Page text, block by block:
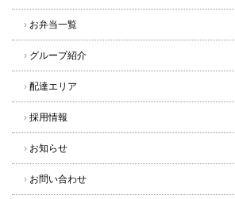
› お弁当一覧
› グループ紹介
› 配達エリア
› 採用情報
› お知らせ
› お問い合わせ